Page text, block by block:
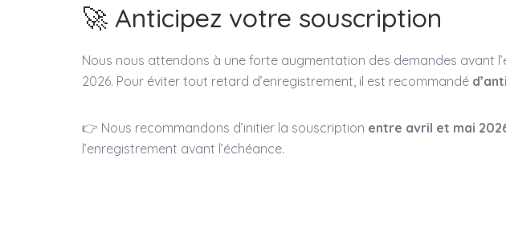
🚀 Anticipez votre souscription
Nous nous attendons à une forte augmentation des demandes avant
2026. Pour éviter tout retard d’enregistrement, il est recommandé
👉 Nous recommandons d’initier la souscription entre avril et mai
l’enregistrement avant l’échéance.